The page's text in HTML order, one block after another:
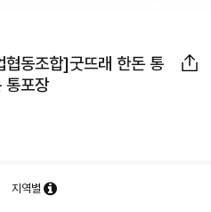
동조합]굿뜨래 한돈 통
통포장
지역별